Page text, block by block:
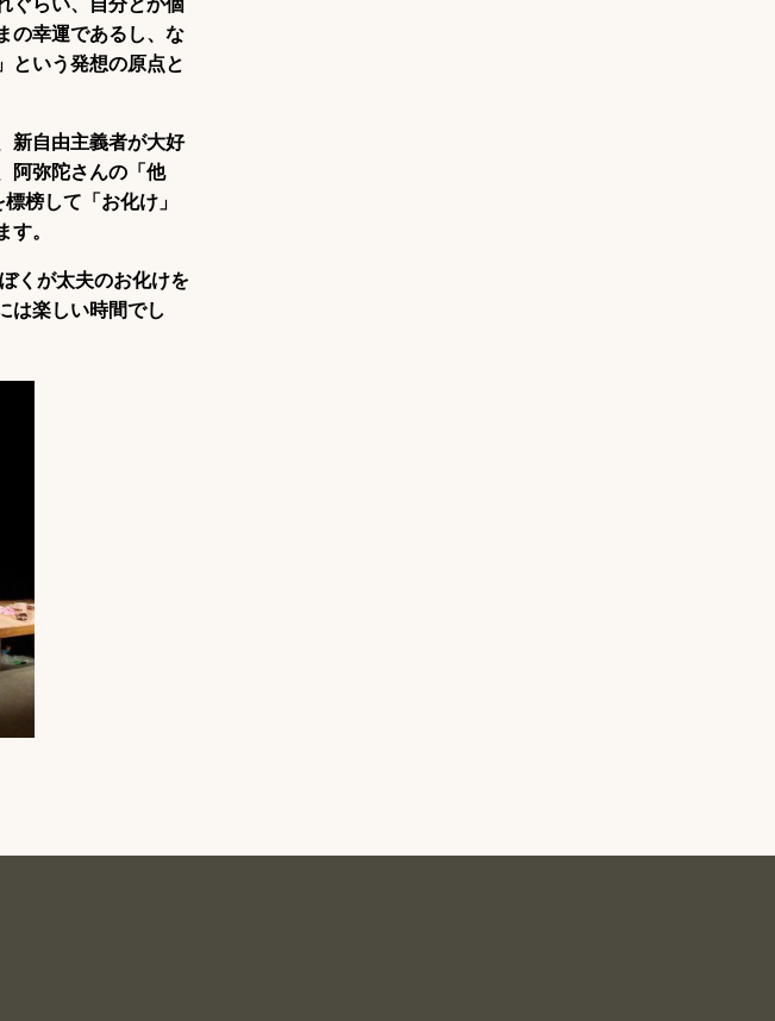
の幸運であるし、な
という発想の原点と
新自由主義者が大好
阿弥陀さんの「他
榜して「お化け」
。
くが太夫のお化けを
は楽しい時間でし